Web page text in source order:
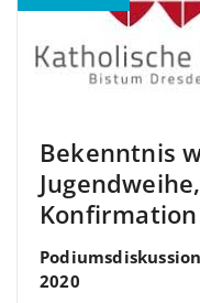
Bekenntnis
Konfirmation
2020